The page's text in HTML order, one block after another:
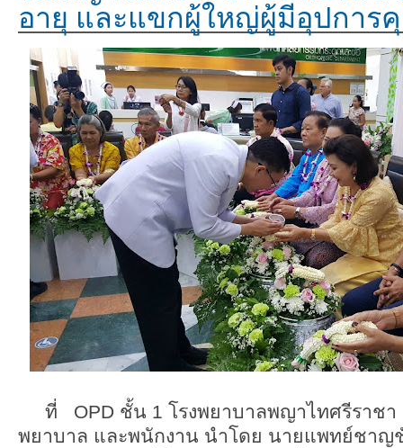
อายุ และแขกผู้ใหญ่ผู้มีอุปการ
ที่ OPD ชั้น 1 โรงพยาบาลพญาไทศรีราชา
พยาบาล และพนักงาน นำโดย นายแพทย์ชาญ